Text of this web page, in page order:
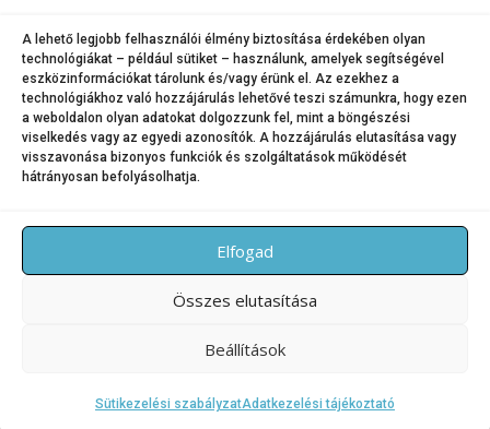
A lehető legjobb felhasználói élmény biztosítása érdekében olyan
technológiákat – például sütiket – használunk, amelyek segítségével
eszközinformációkat tárolunk és/vagy érünk el. Az ezekhez a
technológiákhoz való hozzájárulás lehetővé teszi számunkra, hogy ezen
a weboldalon olyan adatokat dolgozzunk fel, mint a böngészési
viselkedés vagy az egyedi azonosítók. A hozzájárulás elutasítása vagy
visszavonása bizonyos funkciók és szolgáltatások működését
hátrányosan befolyásolhatja.
Elfogad
Összes elutasítása
Beállítások
Sütikezelési szabályzatAdatkezelési tájékoztató
nyertem meg a futamot”
– emlékezett vissza. A testnevelő tanárként
dolgozó székesfehérvári sportoló kiemelte, a hallgatók számára kitűnő
lehetőség az egyetemi szerepvállalás, mert a kerékpározás nemcsak
egészséges, de kikapcsolódást, feltöltődést nyújt a tanulás közben,
ráadásul erős közösségépítő erővel is bír.
KATEGÓRIA:SPORTHÍREK